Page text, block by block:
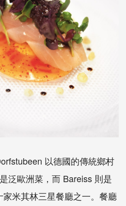
以德國的傳統鄉村
泛歐洲菜，而 Bareiss 則是
米其林三星餐廳之一。餐廳